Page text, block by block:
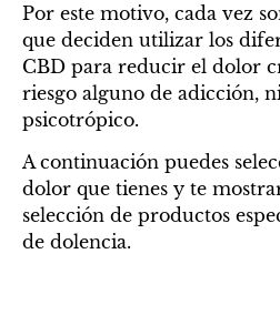
Por este motivo, cada vez
que deciden utilizar los
CBD para reducir el dolor
riesgo alguno de adicción,
psicotrópico.
A continuación puedes
dolor que tienes y te
selección de productos
de dolencia.